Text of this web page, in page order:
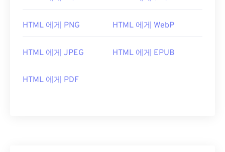
HTML 에게 PNG HTML 에게 WebP
HTML 에게 JPEG HTML 에게 EPUB
HTML 에게 PDF